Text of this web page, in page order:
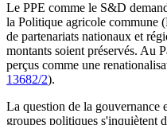
Le PPE comme le S&D
la Politique agricole commune
de partenariats nationaux et
montants soient préservés. Au
perçus comme une
13682/2).
La question de la gouvernance
groupes politiques s'inquiètent